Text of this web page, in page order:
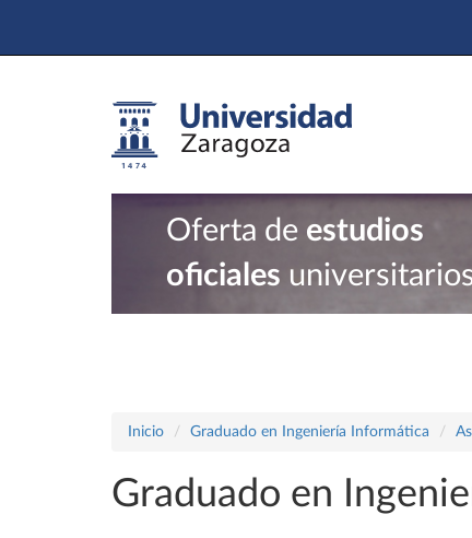
Oferta de estudios
oficiales
Inicio Graduado en Ingeniería Informática
Graduado en